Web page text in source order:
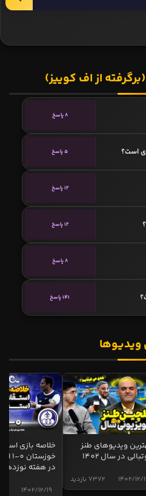
از اف کوییز)
8 پاسخ
5 پاسخ
12 پاسخ
12 پاسخ
8 پاسخ
141 پاسخ
ویدیوها
ویدیوهای طنز
در سال 1402
7372 بازدید 1402/12/
خلاصه بازی
در هفته نوزدهم
1402/12/19